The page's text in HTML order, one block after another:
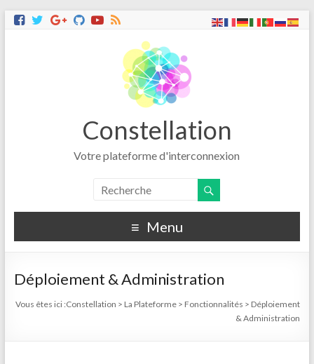
Constellation
Votre plateforme d'interconnexion
Menu
Déploiement & Administration
Vous êtes ici :Constellation > La Plateforme > Fonctionnalités > Déploiement
& Administration